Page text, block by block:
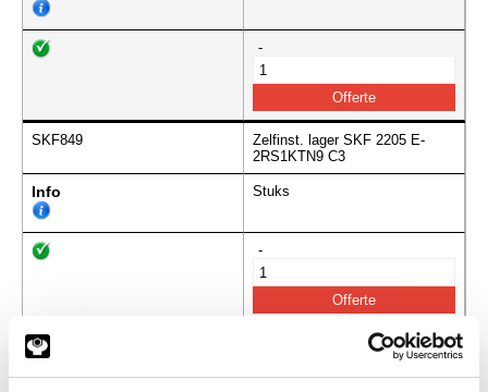
-
SKF849
Zelfinst. lager SKF 2205 E-
2RS1KTN9 C3
Info Stuks
-
SKF862
Zelfinst. lager SKF 2206 E-